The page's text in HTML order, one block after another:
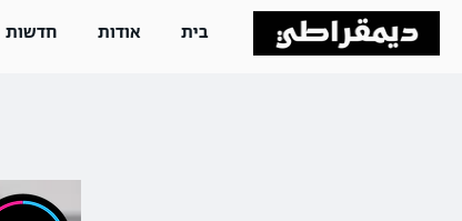
בית אודות חדשות